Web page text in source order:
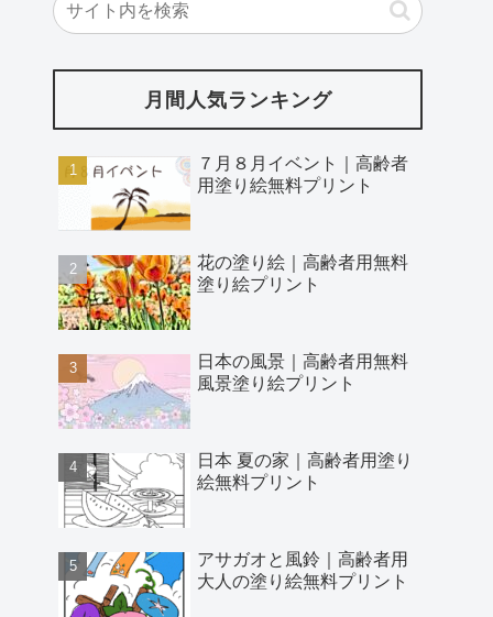
月間人気ランキング
７月８月イベント｜高齢者
用塗り絵無料プリント
花の塗り絵｜高齢者用無料
塗り絵プリント
日本の風景｜高齢者用無料
風景塗り絵プリント
日本 夏の家｜高齢者用塗り
絵無料プリント
アサガオと風鈴｜高齢者用
大人の塗り絵無料プリント